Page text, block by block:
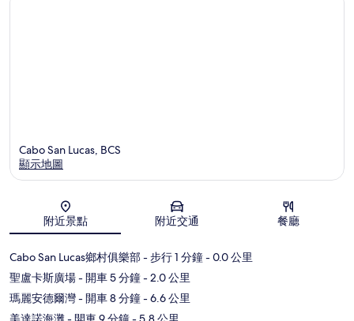
地圖
Cabo San Lucas, BCS
顯示地圖
附近景點 附近交通 餐廳
Cabo San Lucas鄉村俱樂部- 步行 1 分鐘- 0.0 公里
聖盧卡斯廣場- 開車 5 分鐘- 2.0 公里
瑪麗安德爾灣- 開車 8 分鐘- 6.6 公里